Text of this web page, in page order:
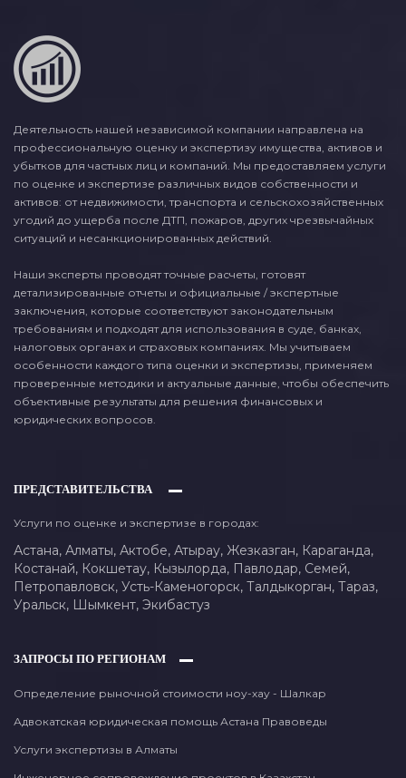
Деятельность нашей независимой компании направлена на
профессиональную оценку и экспертизу имущества, активов и
убытков для частных лиц и компаний. Мы предоставляем услуги
по оценке и экспертизе различных видов собственности и
активов: от недвижимости, транспорта и сельскохозяйственных
угодий до ущерба после ДТП, пожаров, других чрезвычайных
ситуаций и несанкционированных действий.
Наши эксперты проводят точные расчеты, готовят
детализированные отчеты и официальные / экспертные
заключения, которые соответствуют законодательным
требованиям и подходят для использования в суде, банках,
налоговых органах и страховых компаниях. Мы учитываем
особенности каждого типа оценки и экспертизы, применяем
проверенные методики и актуальные данные, чтобы обеспечить
объективные результаты для решения финансовых и
юридических вопросов.
ПРЕДСТАВИТЕЛЬСТВА
Услуги по оценке и экспертизе в городах:
Астана, Алматы, Актобе, Атырау, Жезказган, Караганда,
Костанай, Кокшетау, Кызылорда, Павлодар, Семей,
Петропавловск, Усть-Каменогорск, Талдыкорган, Тараз,
Уральск, Шымкент, Экибастуз
ЗАПРОСЫ ПО РЕГИОНАМ
Определение рыночной стоимости ноу-хау - Шалкар
Адвокатская юридическая помощь Астана Правоведы
Услуги экспертизы в Алматы